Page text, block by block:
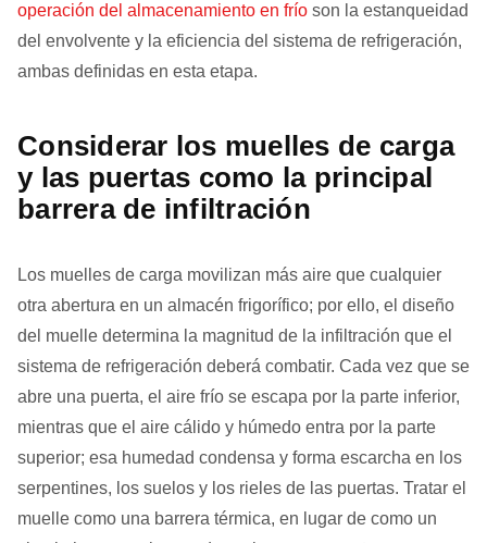
operación del almacenamiento en frío son la estanqueidad
del envolvente y la eficiencia del sistema de refrigeración,
ambas definidas en esta etapa.
Considerar los muelles de carga
y las puertas como la principal
barrera de infiltración
Los muelles de carga movilizan más aire que cualquier
otra abertura en un almacén frigorífico; por ello, el diseño
del muelle determina la magnitud de la infiltración que el
sistema de refrigeración deberá combatir. Cada vez que se
abre una puerta, el aire frío se escapa por la parte inferior,
mientras que el aire cálido y húmedo entra por la parte
superior; esa humedad condensa y forma escarcha en los
serpentines, los suelos y los rieles de las puertas. Tratar el
muelle como una barrera térmica, en lugar de como un